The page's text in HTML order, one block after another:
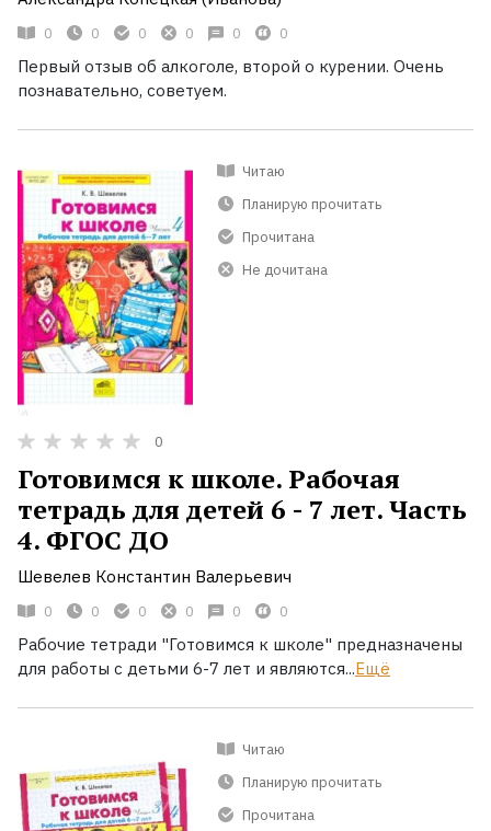
0 0 0 0 0 0
Первый отзыв об алкоголе, второй о курении. Очень
познавательно, советуем.
Читаю
Планирую прочитать
Прочитана
Не дочитана
0
Готовимся к школе. Рабочая
тетрадь для детей 6 - 7 лет. Часть
4. ФГОС ДО
Шевелев Константин Валерьевич
0 0 0 0 0 0
Рабочие тетради "Готовимся к школе" предназначены
для работы с детьми 6-7 лет и являются...Ещё
Читаю
Планирую прочитать
Прочитана